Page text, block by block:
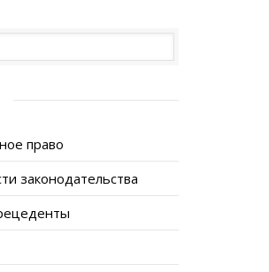
право
законодательства